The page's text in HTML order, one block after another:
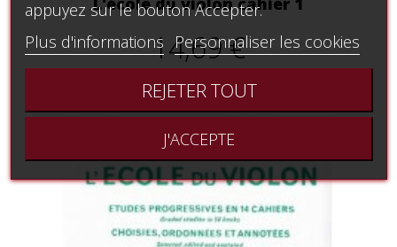
14,69 €
appuyez sur le bouton Accepter.
Plus d'informations Personnaliser les cookies
REJETER TOUT
J'ACCEPTE